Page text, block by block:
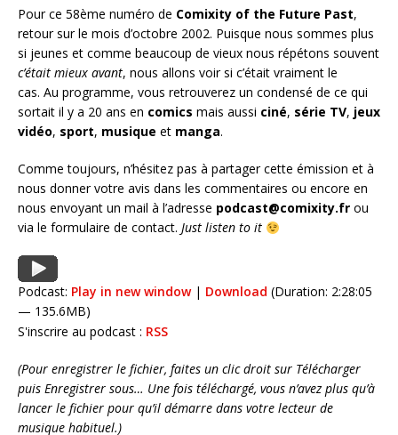
Pour ce 58ème numéro de Comixity of the Future Past,
retour sur le mois d’octobre 2002. Puisque nous sommes plus
si jeunes et comme beaucoup de vieux nous répétons souvent
c’était mieux avant, nous allons voir si c’était vraiment le
cas. Au programme, vous retrouverez un condensé de ce qui
sortait il y a 20 ans en comics mais aussi ciné, série TV, jeux
vidéo, sport, musique et manga.
Comme toujours, n’hésitez pas à partager cette émission et à
nous donner votre avis dans les commentaires ou encore en
nous envoyant un mail à l’adresse podcast@comixity.fr ou
via le formulaire de contact. Just listen to it
Podcast: Play in new window| Download (Duration: 2:28:05
— 135.6MB)
S'inscrire au podcast : RSS
(Pour enregistrer le fichier, faites un clic droit sur Télécharger
puis Enregistrer sous… Une fois téléchargé, vous n’avez plus qu’à
lancer le fichier pour qu’il démarre dans votre lecteur de
musique habituel.)